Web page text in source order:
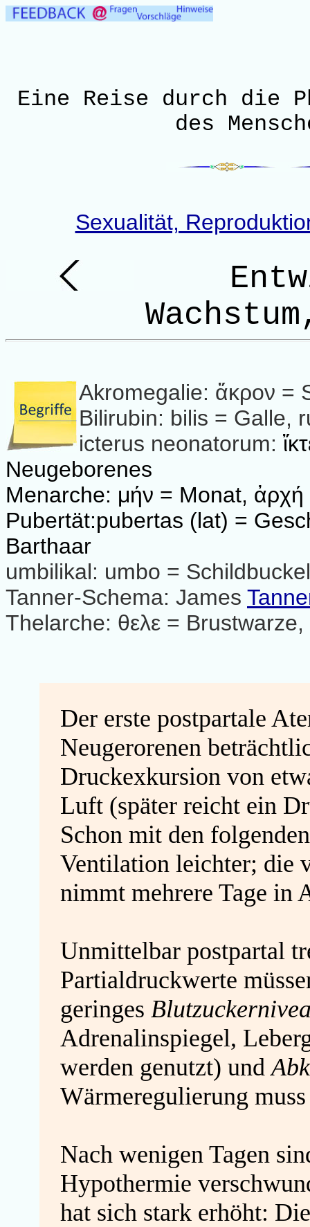
Eine Reise durch die
des
Sexualität,
Akromegalie: ἄκρον =
Bilirubin: bilis = Galle,
icterus neonatorum:
Neugeborenes
Menarche: μήν = Monat,
Pubertät:pubertas (lat) =
Barthaar
umbilikal: umbo =
Tanner-Schema: James
Thelarche: θελε = Brustwarze,
Der erste postpartale
Neugerorenen
Druckexkursion von
Luft (später reicht ein
Schon mit den
Ventilation leichter; die
nimmt mehrere Tage in
Unmittelbar postpartal
Partialdruckwerte
geringes
Adrenalinspiegel,
werden genutzt) und
Wärmeregulierung
Nach wenigen Tagen
Hypothermie
hat sich stark erhöht: